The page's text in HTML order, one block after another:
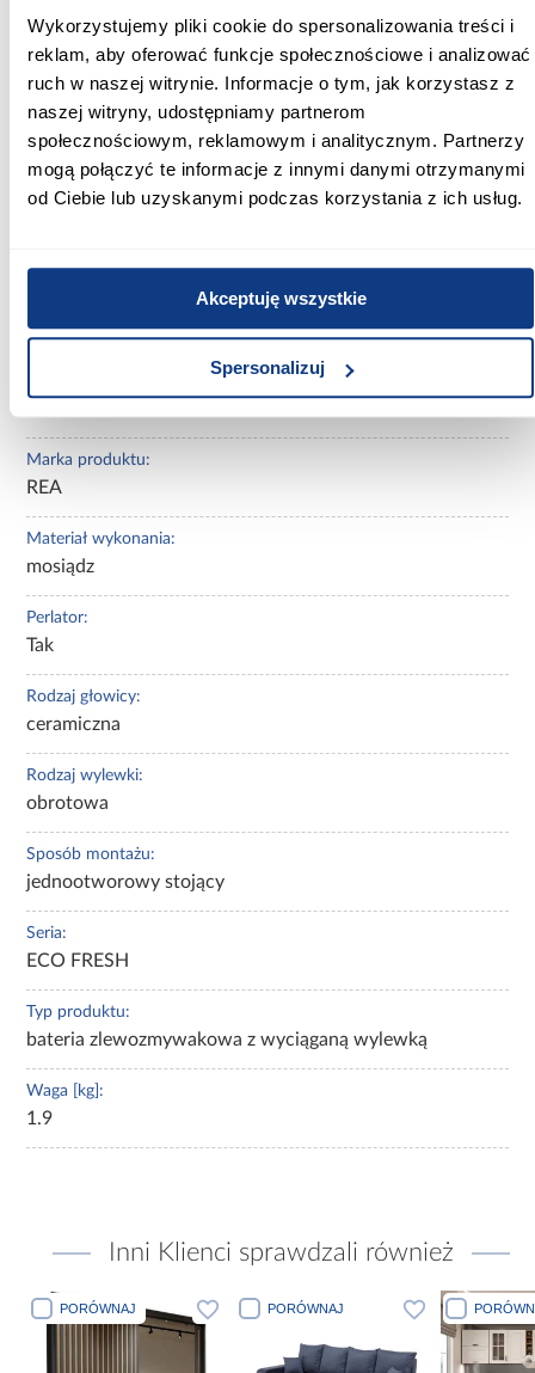
Wykorzystujemy pliki cookie do spersonalizowania treści i
reklam, aby oferować funkcje społecznościowe i analizować
ruch w naszej witrynie. Informacje o tym, jak korzystasz z
naszej witryny, udostępniamy partnerom
społecznościowym, reklamowym i analitycznym. Partnerzy
mogą połączyć te informacje z innymi danymi otrzymanymi
od Ciebie lub uzyskanymi podczas korzystania z ich usług.
Akceptuję wszystkie
Spersonalizuj
Fresh miedź szczotkowana do eleganckich
wnętrz
Jeśli szukasz armatury, która łączy nowoczesny design, wygodę
użytkowania i praktyczne rozwiązania, bateria kuchenna Rea Eco
Fresh będzie doskonałym wyborem. Wyciągana wylewka,
możliwość podłączenia filtra do wody oraz wykończenie w
kolorze miedzi szczotkowanej sprawiają, że model ten doskonale
wpisuje się w potrzeby nowoczesnych kuchni. To idealna bateria
Informacje o produkcie
Marka produktu:
REA
Materiał wykonania:
mosiądz
Perlator:
Tak
Rodzaj głowicy:
ceramiczna
Rodzaj wylewki:
obrotowa
Sposób montażu:
jednootworowy stojący
Seria:
ECO FRESH
Typ produktu:
bateria zlewozmywakowa z wyciąganą wylewką
Waga [kg]:
1.9
Inni Klienci sprawdzali również
PORÓWNAJ PORÓWNAJ